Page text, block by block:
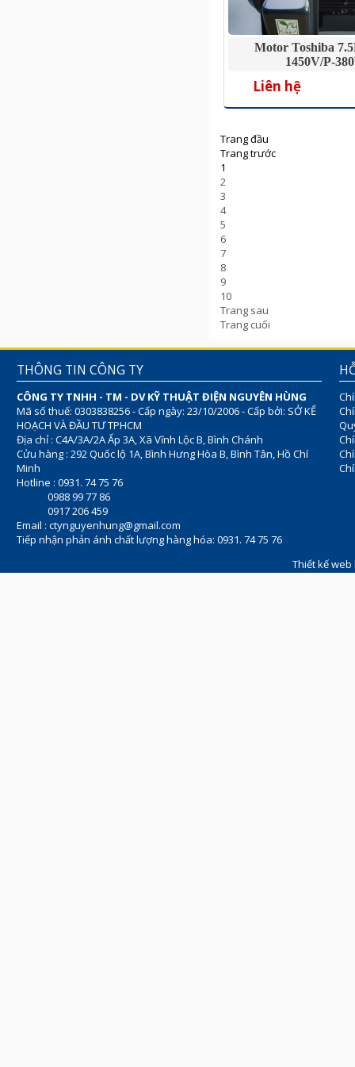
Motor Toshiba
1450V/P-
Liên hệ
Trang đầu
Trang trước
1
2
3
4
5
6
7
8
9
10
Trang sau
Trang cuối
THÔNG TIN CÔNG TY
CÔNG TY TNHH - TM - DV KỸ THUẬT ĐIỆN NGUYÊN HÙNG
Mã số thuế: 0303838256 - Cấp ngày: 23/10/2006 - Cấp bởi: SỞ KẾ
HOẠCH VÀ ĐẦU TƯ TPHCM
Địa chỉ : C4A/3A/2A Ấp 3A, Xã Vĩnh Lộc B, Bình Chánh
Cửu hàng : 292 Quốc lộ 1A, Bình Hưng Hòa B, Bình Tân, Hồ Chí
Minh
Hotline : 0931. 74 75 76
0988 99 77 86
0917 206 459
Email : ctynguyenhung@gmail.com
Tiếp nhận phản ánh chất lượng hàng hóa: 0931. 74 75 76
Thiết kế web